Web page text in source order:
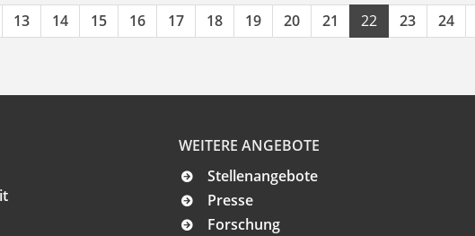
13 14 15 16 17 18 19 20 21 22 23 24
WEITERE ANGEBOTE
Stellenangebote
Presse
Forschung